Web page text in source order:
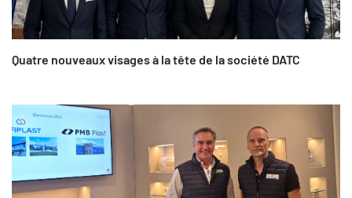
Quatre nouveaux visages à la tête de la société DATC